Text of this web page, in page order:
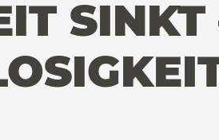
SINKT